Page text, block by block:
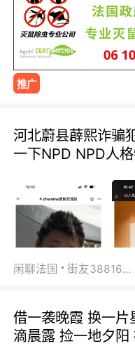
推广
河北蔚县薜熙诈骗
一下NPD NPD人
闲聊法国 街友38816967
借一袭晚霞 换一
滴晨露 捡一地夕